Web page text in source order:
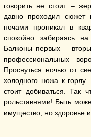
говорить не стоит –
давно проходил сюжет
ночами проникал в
спокойно забираясь
Балконы первых –
профессиональных
Проснуться ночью от
холодного ножа к горлу
стоит добиваться. Так
рольставнями! Быть
имущество, но здоровье